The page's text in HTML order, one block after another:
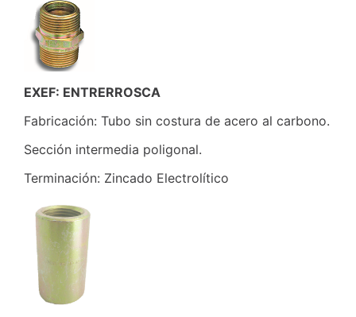
EXEF: ENTRERROSCA
Fabricación: Tubo sin costura de acero al carbono.
Sección intermedia poligonal.
Terminación: Zincado Electrolítico